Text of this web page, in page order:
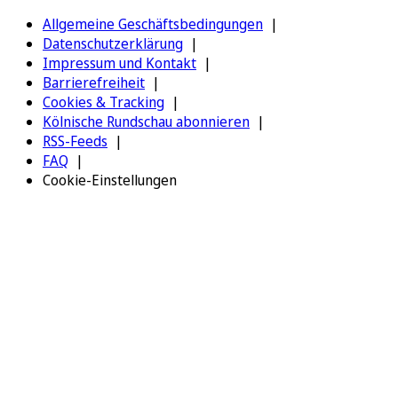
Allgemeine Geschäftsbedingungen
Datenschutzerklärung
Impressum und Kontakt
Barrierefreiheit
Cookies & Tracking
Kölnische Rundschau abonnieren
RSS-Feeds
FAQ
Cookie-Einstellungen